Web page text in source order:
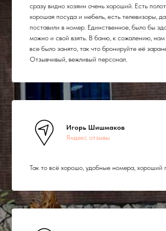
сразу видно хозяин очень хороший. Есть
хорошая посуда и мебель, есть телевизоры,
поставили в номер. Единственное, было бы
можно и свой взять. В баню, к сожалению, нам
все было занято, так что бронируйте её
Отзывчивый, вежливый персонал.
Игорь Шишмаков
Яндекс отзывы
Так то всё хорошо, удобные номера, хороший